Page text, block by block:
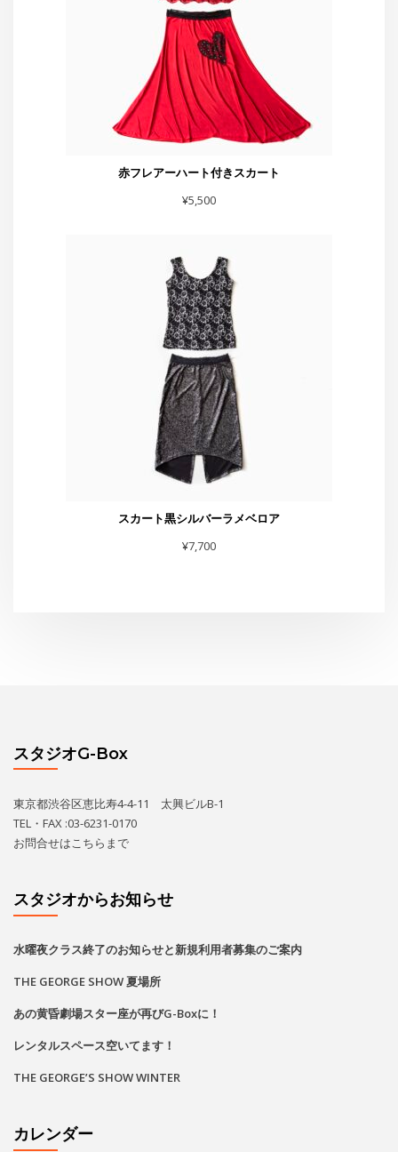
赤フレアーハート付きスカート
¥5,500
スカート黒シルバーラメベロア
¥7,700
スタジオG-Box
東京都渋谷区恵比寿4-4-11 太興ビルB-1
TEL・FAX :03-6231-0170
お問合せはこちら まで
スタジオからお知らせ
水曜夜クラス終了のお知らせと新規利用者募集のご案内
THE GEORGE SHOW 夏場所
あの黄昏劇場スター座が再びG-Boxに！
レンタルスペース空いてます！
THE GEORGE’S SHOW WINTER
カレンダー